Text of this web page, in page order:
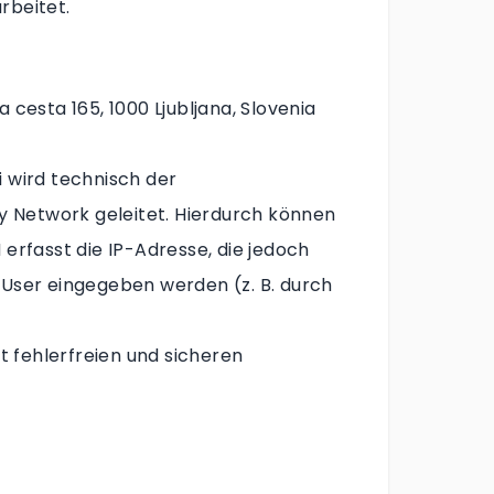
165, 1000 Ljubljana, Slovenia
wird technisch der
Network geleitet. Hierdurch können
die IP-Adresse, die jedoch
eingegeben werden (z. B. durch
fehlerfreien und sicheren